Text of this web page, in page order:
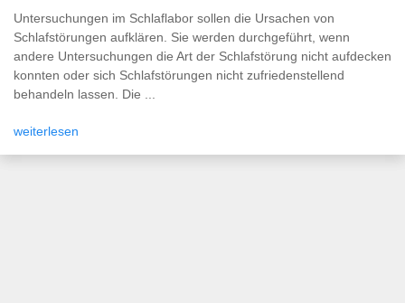
Untersuchungen im Schlaflabor sollen die Ursachen von
Schlafstörungen aufklären. Sie werden durchgeführt, wenn
andere Untersuchungen die Art der Schlafstörung nicht aufdecken
konnten oder sich Schlafstörungen nicht zufriedenstellend
behandeln lassen. Die ...
weiterlesen